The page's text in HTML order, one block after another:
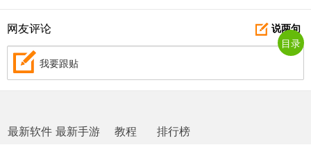
说两句
网友评论
我要跟贴
最新软件 最新手游 教程 排行榜
目录